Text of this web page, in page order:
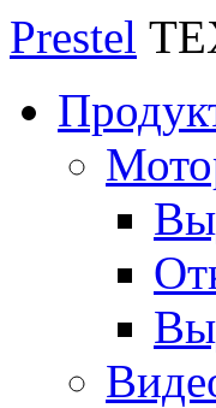
Prestel